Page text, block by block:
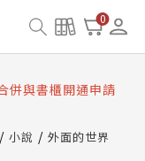
0
護中，本站同步暫
併與書櫃開通申請
題
小說 外面的世界